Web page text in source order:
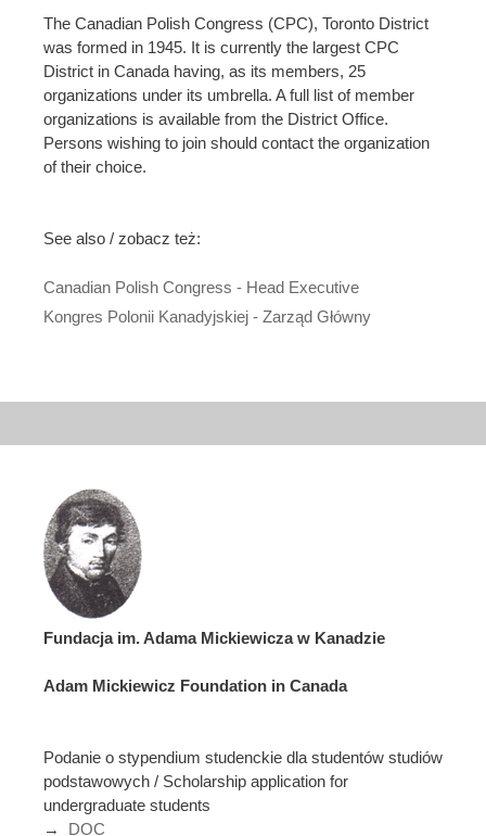
The Canadian Polish Congress (CPC), Toronto District
was formed in 1945. It is currently the largest CPC
District in Canada having, as its members, 25
organizations under its umbrella. A full list of member
organizations is available from the District Office.
Persons wishing to join should contact the organization
of their choice.
See also / zobacz też:
Canadian Polish Congress - Head Executive
Kongres Polonii Kanadyjskiej - Zarząd Główny
Fundacja im. Adama Mickiewicza w Kanadzie
Adam Mickiewicz Foundation in Canada
Podanie o stypendium studenckie dla studentów studiów
podstawowych / Scholarship application for
undergraduate students
→ DOC